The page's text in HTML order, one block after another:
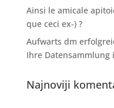
Ainsi le amicale
que ceci ex-) ?
Aufwarts dm
Ihre
Najnoviji